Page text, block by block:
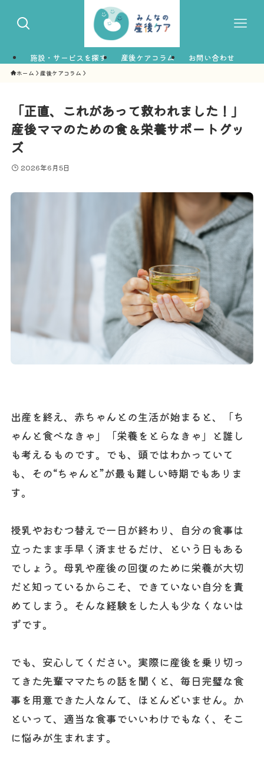
施設・サービスを探す 産後ケアコラム お問い合わせ
ホーム 産後ケアコラム
「正直、これがあって救われました！」
産後ママのための食＆栄養サポートグッ
ズ
2026年6月5日
出産を終え、赤ちゃんとの生活が始まると、「ち
ゃんと食べなきゃ」「栄養をとらなきゃ」と誰し
も考えるものです。でも、頭ではわかっていて
も、その“ちゃんと”が最も難しい時期でもありま
す。
授乳やおむつ替えで一日が終わり、自分の食事は
立ったまま手早く済ませるだけ、という日もある
でしょう。母乳や産後の回復のために栄養が大切
だと知っているからこそ、できていない自分を責
めてしまう。そんな経験をした人も少なくないは
ずです。
でも、安心してください。実際に産後を乗り切っ
てきた先輩ママたちの話を聞くと、毎日完璧な食
事を用意できた人なんて、ほとんどいません。か
といって、適当な食事でいいわけでもなく、そこ
に悩みが生まれます。